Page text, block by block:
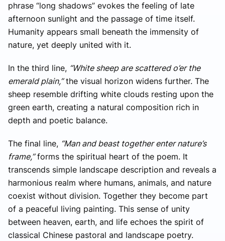
phrase “long shadows” evokes the feeling of late
afternoon sunlight and the passage of time itself.
Humanity appears small beneath the immensity of
nature, yet deeply united with it.
In the third line, “White sheep are scattered o’er the
emerald plain,”the visual horizon widens further. The
sheep resemble drifting white clouds resting upon the
green earth, creating a natural composition rich in
depth and poetic balance.
The final line, “Man and beast together enter nature’s
frame,”forms the spiritual heart of the poem. It
transcends simple landscape description and reveals a
harmonious realm where humans, animals, and nature
coexist without division. Together they become part
of a peaceful living painting. This sense of unity
between heaven, earth, and life echoes the spirit of
classical Chinese pastoral and landscape poetry.